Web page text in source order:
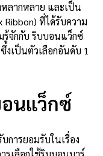
ลากหลาย และเป็น
ที่ได้รับความ
จักกับ ริบบอนแว็กซ์
งเป็นตัวเลือกอันดับ 1
นแว็กซ์
การยอมรับในเรื่อง